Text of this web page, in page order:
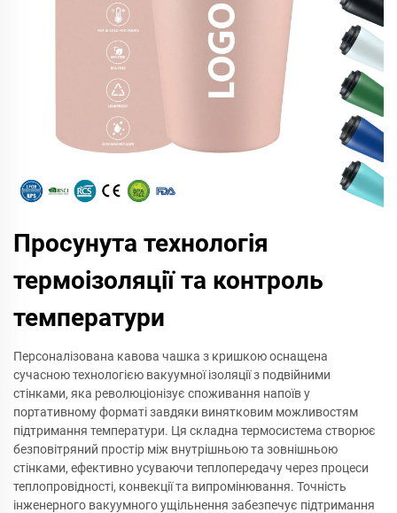
Просунута технологія
термоізоляції та контроль
температури
Персоналізована кавова чашка з кришкою оснащена
сучасною технологією вакуумної ізоляції з подвійними
стінками, яка революціонізує споживання напоїв у
портативному форматі завдяки винятковим можливостям
підтримання температури. Ця складна термосистема створює
безповітряний простір між внутрішньою та зовнішньою
стінками, ефективно усуваючи теплопередачу через процеси
теплопровідності, конвекції та випромінювання. Точність
інженерного вакуумного ущільнення забезпечує підтримання